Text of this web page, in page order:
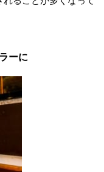
ーに